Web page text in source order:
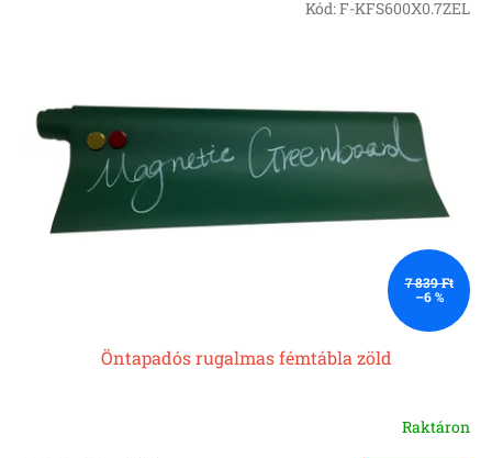
7 839 Ft
–6 %
Öntapadós rugalmas fémtábla zöld
Raktáron
Kód:F-KFS600X0.7ZEL